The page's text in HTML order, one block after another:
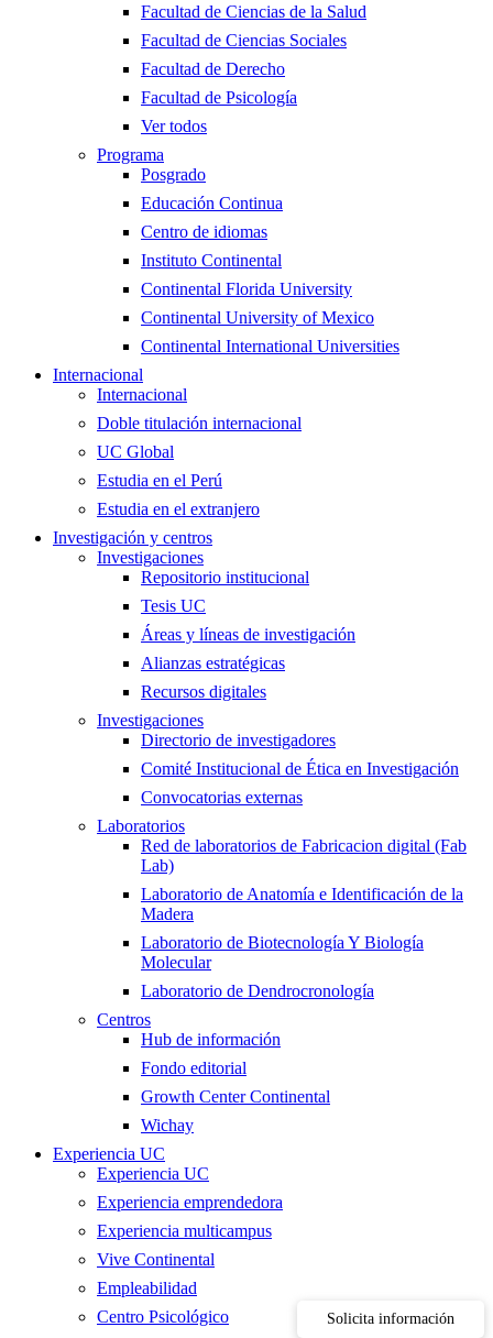
Solicita información
Facultad de Ciencias de la Salud
Facultad de Ciencias Sociales
Facultad de Derecho
Facultad de Psicología
Ver todos
Programa
Posgrado
Educación Continua
Centro de idiomas
Instituto Continental
Continental Florida University
Continental University of Mexico
Continental International Universities
Internacional
Internacional
Doble titulación internacional
UC Global
Estudia en el Perú
Estudia en el extranjero
Investigación y centros
Investigaciones
Repositorio institucional
Tesis UC
Áreas y líneas de investigación
Alianzas estratégicas
Recursos digitales
Investigaciones
Directorio de investigadores
Comité Institucional de Ética en Investigación
Convocatorias externas
Laboratorios
Red de laboratorios de Fabricacion digital (Fab
Lab)
Laboratorio de Anatomía e Identificación de la
Madera
Laboratorio de Biotecnología Y Biología
Molecular
Laboratorio de Dendrocronología
Centros
Hub de información
Fondo editorial
Growth Center Continental
Wichay
Experiencia UC
Experiencia UC
Experiencia emprendedora
Experiencia multicampus
Vive Continental
Empleabilidad
Centro Psicológico